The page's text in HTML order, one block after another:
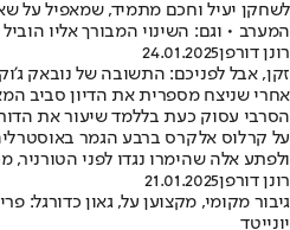
לשחקן יעיל וחכם מתמיד, שמאפיל על
המערב • וגם: השינוי המבורך אליו
רונן דורפן24.01.2025
זקן, אבל לפניכם: התשובה של נובאק
אחרי שניצח מספרית את הדיון סביב
הסרבי עסוק כעת בללמד שיעור את
על קרלוס אלקרס ברבע הגמר
ולפתע אלה שהימרו נגדו לפני
רונן דורפן21.01.2025
גיבור מקומי, מקצוען על, גאון כדורגל:
יונייטד